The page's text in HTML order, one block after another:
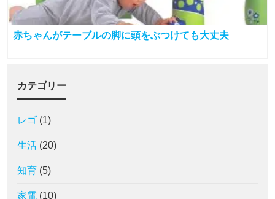
赤ちゃんがテーブルの脚に頭をぶつけても大丈夫
カテゴリー
レゴ (1)
生活 (20)
知育 (5)
家電 (10)